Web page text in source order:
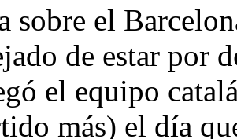
sobre el
de estar por
el equipo
más) el día